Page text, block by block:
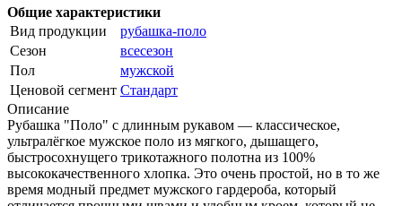
Общие характеристики
Вид продукции
рубашка-поло
Сезон
всесезон
Пол
мужской
Ценовой сегмент Стандарт
Описание
Рубашка "Поло" с длинным рукавом — классическое,
ультралёгкое мужское поло из мягкого, дышащего,
быстросохнущего трикотажного полотна из 100%
высококачественного хлопка. Это очень простой, но в то же
время модный предмет мужского гардероба, который